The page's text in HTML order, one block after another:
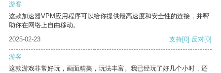
游客
这款加速器VPM应用程序可以给你提供最高速度和安全性的连接，并帮
助你在网络上自由移动。
2025-02-23
支持[0] 反对[0]
游客
这款游戏非常好玩，画面精美，玩法丰富。我已经玩了好几个小时，还